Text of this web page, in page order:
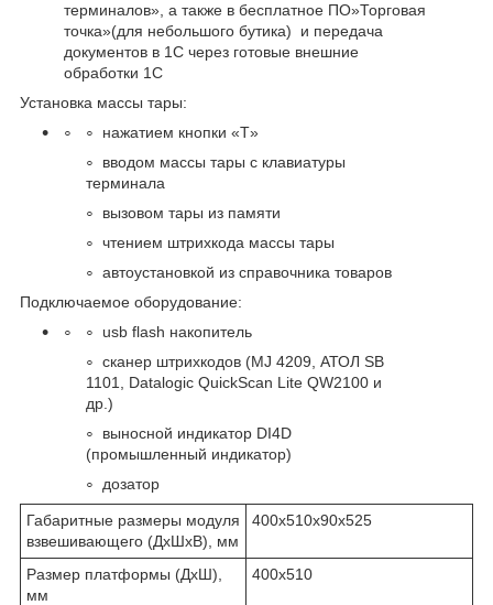
терминалов», а также в бесплатное ПО»Торговая
точка»(для небольшого бутика) и передача
документов в 1С через готовые внешние
обработки 1С
Установка массы тары:
нажатием кнопки «T»
вводом массы тары с клавиатуры
терминала
вызовом тары из памяти
чтением штрихкода массы тары
автоустановкой из справочника товаров
Подключаемое оборудование:
usb flash накопитель
сканер штрихкодов (MJ 4209, АТОЛ SB
1101, Datalogic QuickScan Lite QW2100 и
др.)
выносной индикатор DI4D
(промышленный индикатор)
дозатор
Габаритные размеры модуля
взвешивающего (ДхШхВ), мм
400х510х90х525
Размер платформы (ДхШ),
мм
400х510